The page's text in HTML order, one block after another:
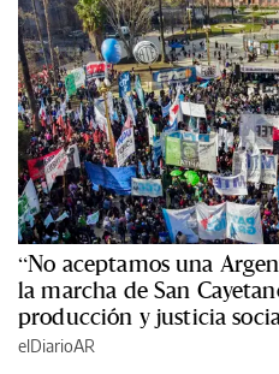
“No aceptamos una
la marcha de San
producción y justicia
elDiarioAR